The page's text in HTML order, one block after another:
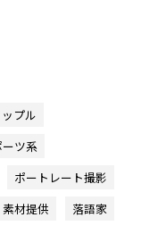
プル
ーツ系
ポートレート撮影
素材提供 落語家